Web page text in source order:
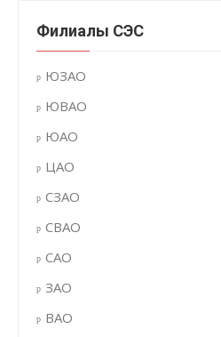
Филиалы СЭС
ЮЗАО
ЮВАО
ЮАО
ЦАО
СЗАО
СВАО
САО
ЗАО
ВАО